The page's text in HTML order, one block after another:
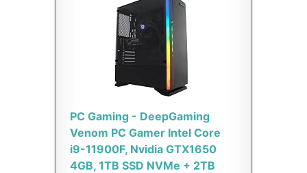
PC Gaming - DeepGaming
Venom PC Gamer Intel Core
i9-11900F, Nvidia GTX1650
4GB, 1TB SSD NVMe + 2TB